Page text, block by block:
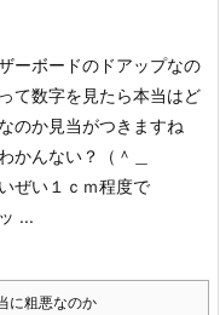
ーボードのドアップなの
て数字を見たら本当はど
のか見当がつきますね
かんない？（＾＿
ぜい１ｃｍ程度で
...
に粗悪なのか